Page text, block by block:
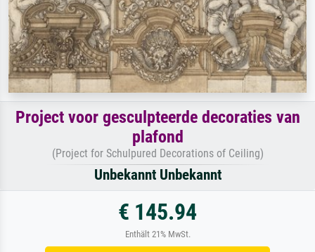
Project voor gesculpteerde decoraties van
plafond
(Project for Schulpured Decorations of Ceiling)
Unbekannt Unbekannt
€ 145.94
Enthält 21% MwSt.